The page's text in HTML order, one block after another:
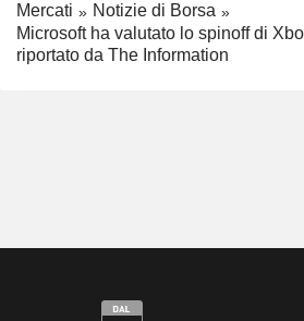
Mercati
Notizie di Borsa
Microsoft ha valutato lo spinoff di
riportato da The Information